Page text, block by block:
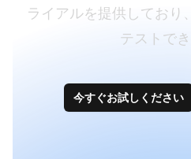
ライアルを提供しており
テストでき
今すぐお試しください